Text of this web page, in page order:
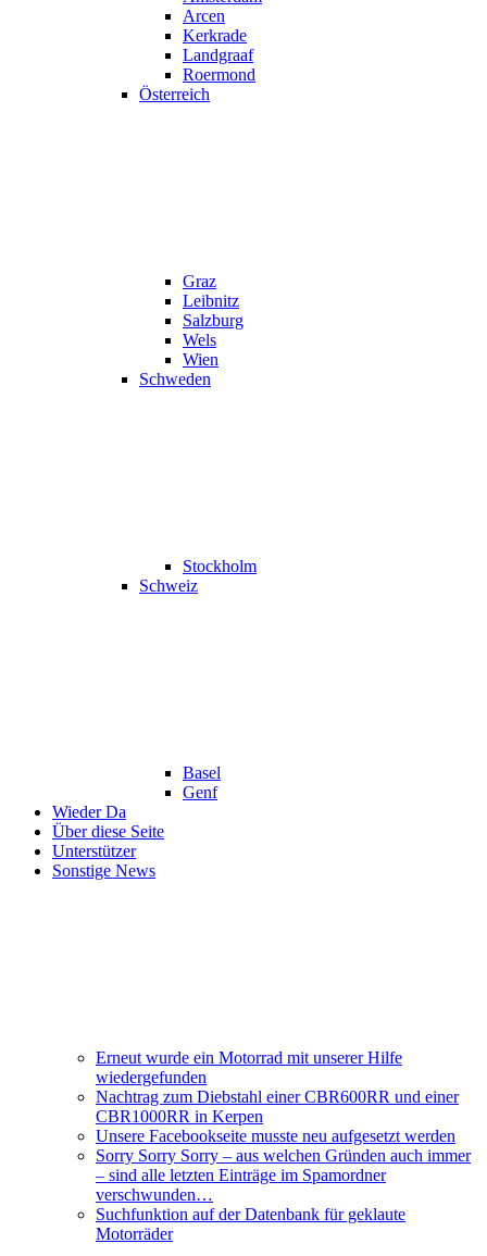
Arcen
Kerkrade
Landgraaf
Roermond
Österreich
Graz
Leibnitz
Salzburg
Wels
Wien
Schweden
Stockholm
Schweiz
Basel
Genf
Wieder Da
Über diese Seite
Unterstützer
Sonstige News
Erneut wurde ein Motorrad mit unserer Hilfe
wiedergefunden
Nachtrag zum Diebstahl einer CBR600RR und einer
CBR1000RR in Kerpen
Unsere Facebookseite musste neu aufgesetzt werden
Sorry Sorry Sorry – aus welchen Gründen auch immer
– sind alle letzten Einträge im Spamordner
verschwunden…
Suchfunktion auf der Datenbank für geklaute
Motorräder